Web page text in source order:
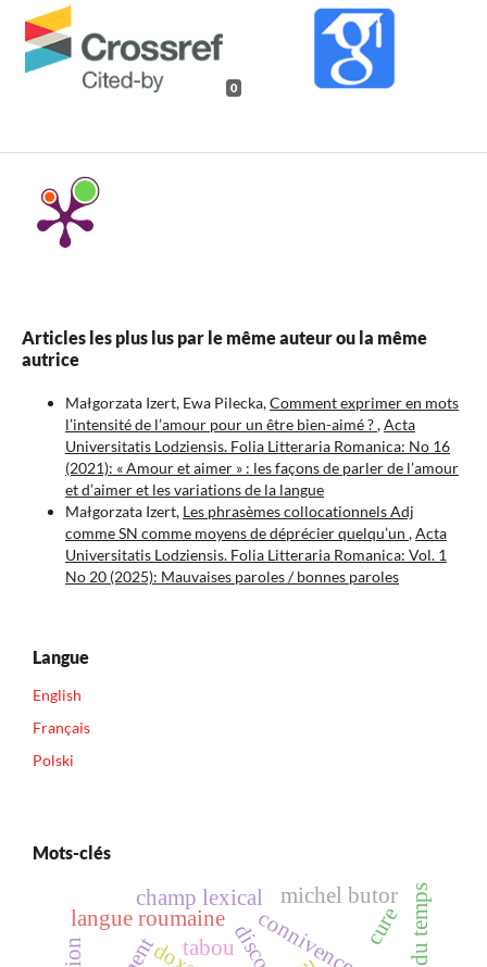
0
Articles les plus lus par le même auteur ou la même
autrice
Małgorzata Izert, Ewa Pilecka,Comment exprimer en mots
l’intensité de l’amour pour un être bien-aimé ?,Acta
Universitatis Lodziensis. Folia Litteraria Romanica: No 16
(2021): « Amour et aimer » : les façons de parler de l’amour
et d’aimer et les variations de la langue
Małgorzata Izert, Les phrasèmes collocationnels Adj
comme SN comme moyens de déprécier quelqu’un ,Acta
Universitatis Lodziensis. Folia Litteraria Romanica: Vol. 1
No 20 (2025): Mauvaises paroles / bonnes paroles
Langue
English
Français
Polski
Mots-clés
tabou connivence
langue roumaine
champ lexical michel butor
cure